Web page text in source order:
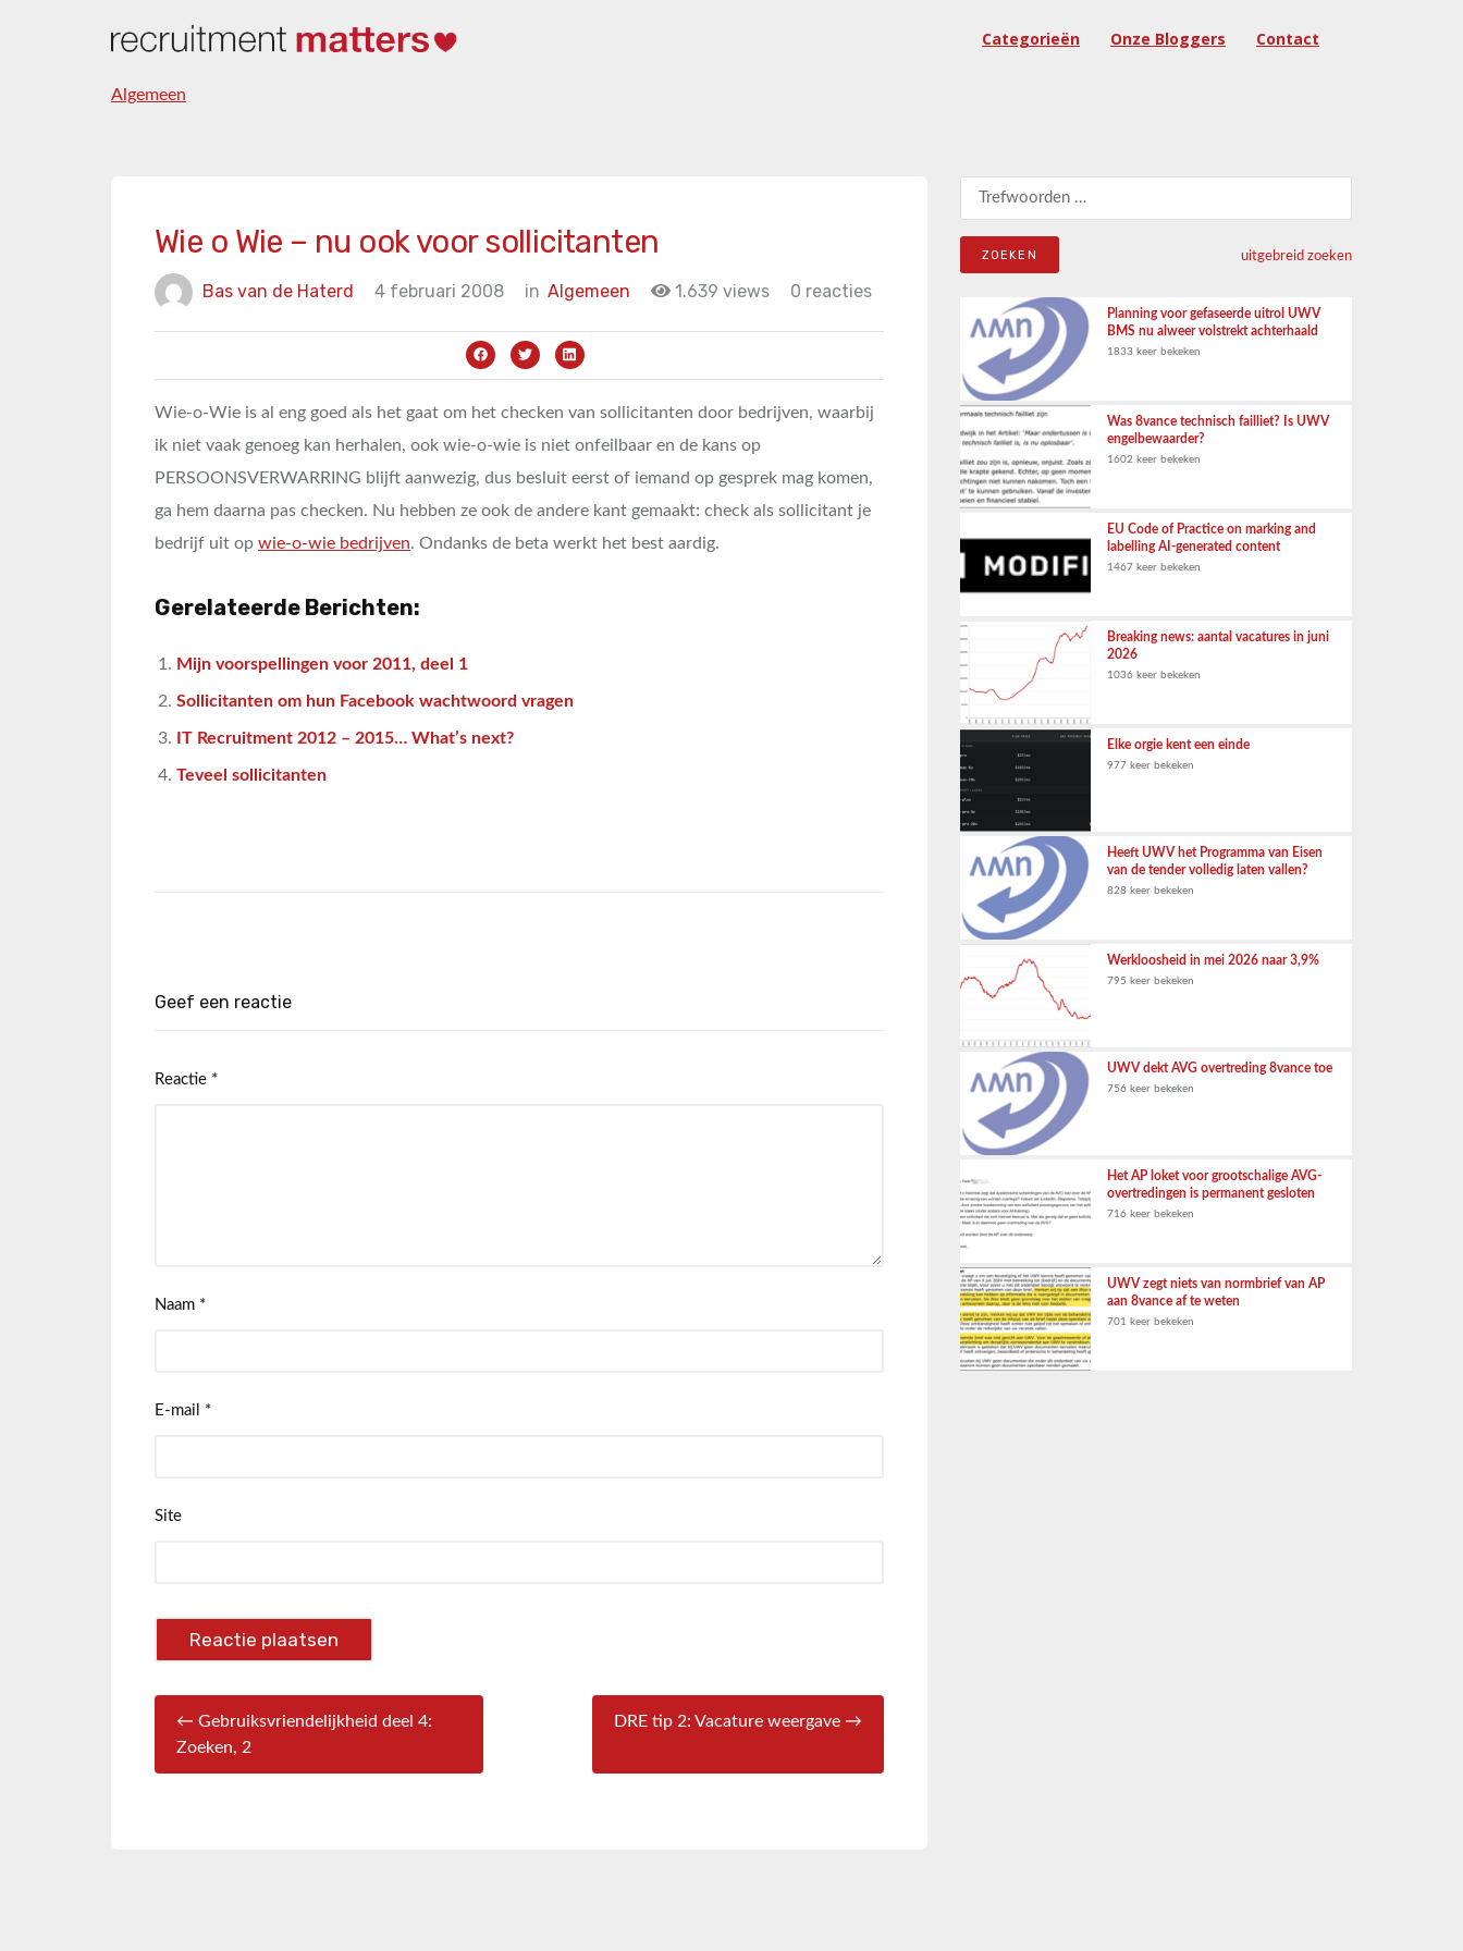
Categorieën Onze Bloggers Contact
Algemeen
Wie o Wie – nu ook voor sollicitanten
Bas van de Haterd 4 februari 2008 in Algemeen 1.639 views 0 reacties
Wie-o-Wie is al eng goed als het gaat om het checken van sollicitanten door bedrijven, waarbij
ik niet vaak genoeg kan herhalen, ook wie-o-wie is niet onfeilbaar en de kans op
PERSOONSVERWARRING blijft aanwezig, dus besluit eerst of iemand op gesprek mag komen,
ga hem daarna pas checken. Nu hebben ze ook de andere kant gemaakt: check als sollicitant je
bedrijf uit op wie-o-wie bedrijven. Ondanks de beta werkt het best aardig.
Gerelateerde Berichten:
Mijn voorspellingen voor 2011, deel 1
Sollicitanten om hun Facebook wachtwoord vragen
IT Recruitment 2012 – 2015… What’s next?
Teveel sollicitanten
Geef een reactie
Reactie *
Naam *
E-mail *
Site
← Gebruiksvriendelijkheid deel 4:
Zoeken, 2
DRE tip 2: Vacature weergave →
Zoeken naar:
uitgebreid zoeken
Planning voor gefaseerde uitrol UWV
BMS nu alweer volstrekt achterhaald
1833 keer bekeken
Was 8vance technisch failliet? Is UWV
engelbewaarder?
1602 keer bekeken
EU Code of Practice on marking and
labelling AI-generated content
1467 keer bekeken
Breaking news: aantal vacatures in juni
2026
1036 keer bekeken
Elke orgie kent een einde
977 keer bekeken
Heeft UWV het Programma van Eisen
van de tender volledig laten vallen?
828 keer bekeken
Werkloosheid in mei 2026 naar 3,9%
795 keer bekeken
UWV dekt AVG overtreding 8vance toe
756 keer bekeken
Het AP loket voor grootschalige AVG-
overtredingen is permanent gesloten
716 keer bekeken
UWV zegt niets van normbrief van AP
aan 8vance af te weten
701 keer bekeken